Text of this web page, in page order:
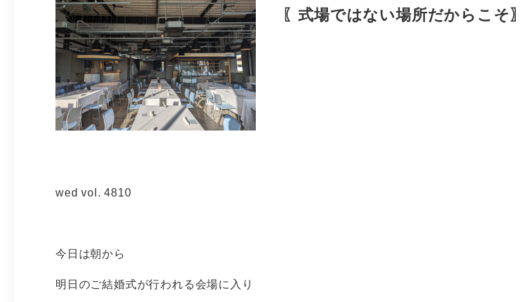
〖式場ではない場所だからこそ〗
wed vol. 4810
今日は朝から
明日のご結婚式が行われる会場に入り